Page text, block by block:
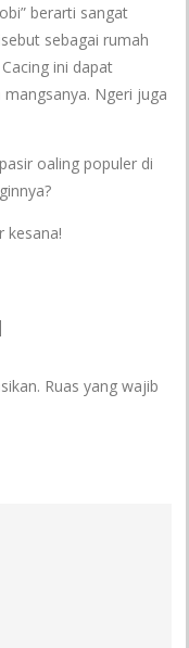
berarti sangat
sebagai rumah
ini dapat
Ngeri juga
oaling populer di
kesana!
Ruas yang wajib